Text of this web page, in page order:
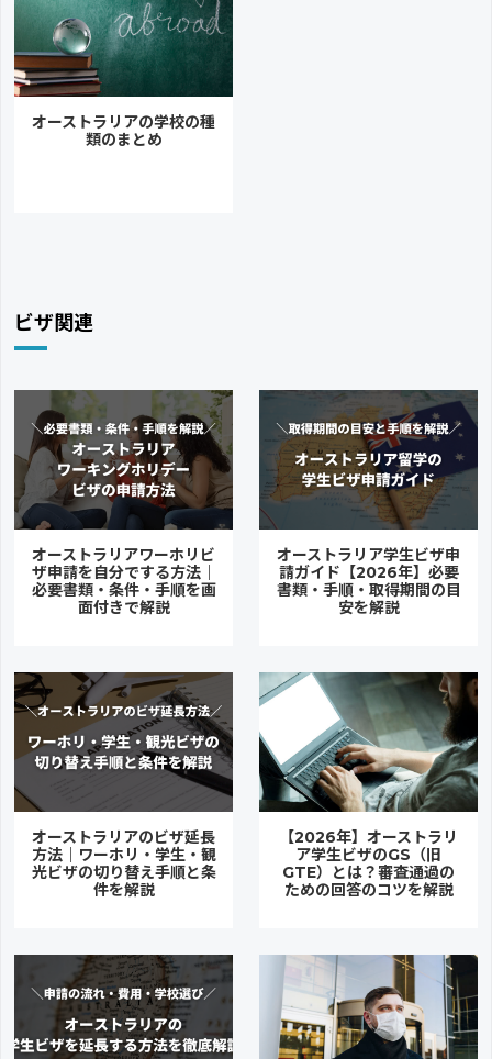
オーストラリアの学校の種
類のまとめ
ビザ関連
オーストラリアワーホリビ
ザ申請を自分でする方法｜
必要書類・条件・手順を画
面付きで解説
オーストラリア学生ビザ申
請ガイド【2026年】必要
書類・手順・取得期間の目
安を解説
オーストラリアのビザ延長
方法｜ワーホリ・学生・観
光ビザの切り替え手順と条
件を解説
【2026年】オーストラリ
ア学生ビザのGS（旧
GTE）とは？審査通過の
ための回答のコツを解説